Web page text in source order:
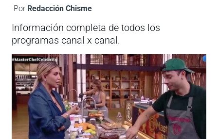
Por Redacción Chisme
Información completa de todos los
programas canal x canal.